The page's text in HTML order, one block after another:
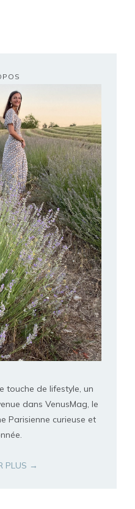
touche de lifestyle, un
dans VenusMag, le
Parisienne curieuse et
PLUS →